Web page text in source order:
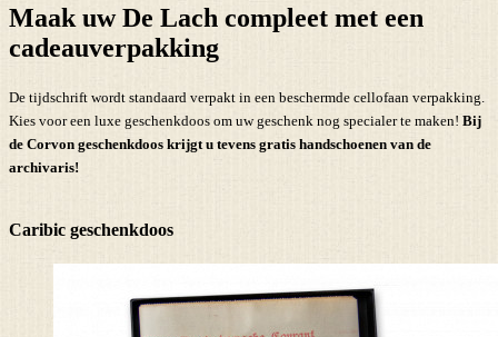
Maak uw De Lach compleet met een
cadeauverpakking
De tijdschrift wordt standaard verpakt in een beschermde cellofaan verpakking.
Kies voor een luxe geschenkdoos om uw geschenk nog specialer te maken! Bij
de Corvon geschenkdoos krijgt u tevens gratis handschoenen van de
archivaris!
Caribic geschenkdoos